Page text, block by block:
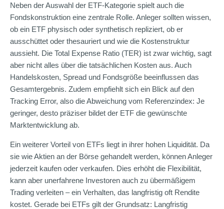
Neben der Auswahl der ETF-Kategorie spielt auch die
Fondskonstruktion eine zentrale Rolle. Anleger sollten wissen,
ob ein ETF physisch oder synthetisch repliziert, ob er
ausschüttet oder thesauriert und wie die Kostenstruktur
aussieht. Die Total Expense Ratio (TER) ist zwar wichtig, sagt
aber nicht alles über die tatsächlichen Kosten aus. Auch
Handelskosten, Spread und Fondsgröße beeinflussen das
Gesamtergebnis. Zudem empfiehlt sich ein Blick auf den
Tracking Error, also die Abweichung vom Referenzindex: Je
geringer, desto präziser bildet der ETF die gewünschte
Marktentwicklung ab.
Ein weiterer Vorteil von ETFs liegt in ihrer hohen Liquidität. Da
sie wie Aktien an der Börse gehandelt werden, können Anleger
jederzeit kaufen oder verkaufen. Dies erhöht die Flexibilität,
kann aber unerfahrene Investoren auch zu übermäßigem
Trading verleiten – ein Verhalten, das langfristig oft Rendite
kostet. Gerade bei ETFs gilt der Grundsatz: Langfristig